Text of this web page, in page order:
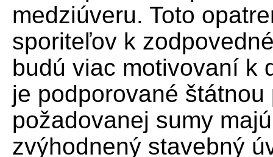
medziúveru. Toto
sporiteľov k
budú viac motivovaní k
je podporované
požadovanej sumy
zvýhodnený stavebný